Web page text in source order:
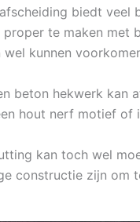
biedt veel
te maken met
kunnen
beton hekwerk kan
hout nerf motief of
kan toch wel
constructie zijn om